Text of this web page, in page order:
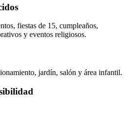
fiestas de 15, cumpleaños,
y eventos religiosos.
jardín, salón y área infantil.